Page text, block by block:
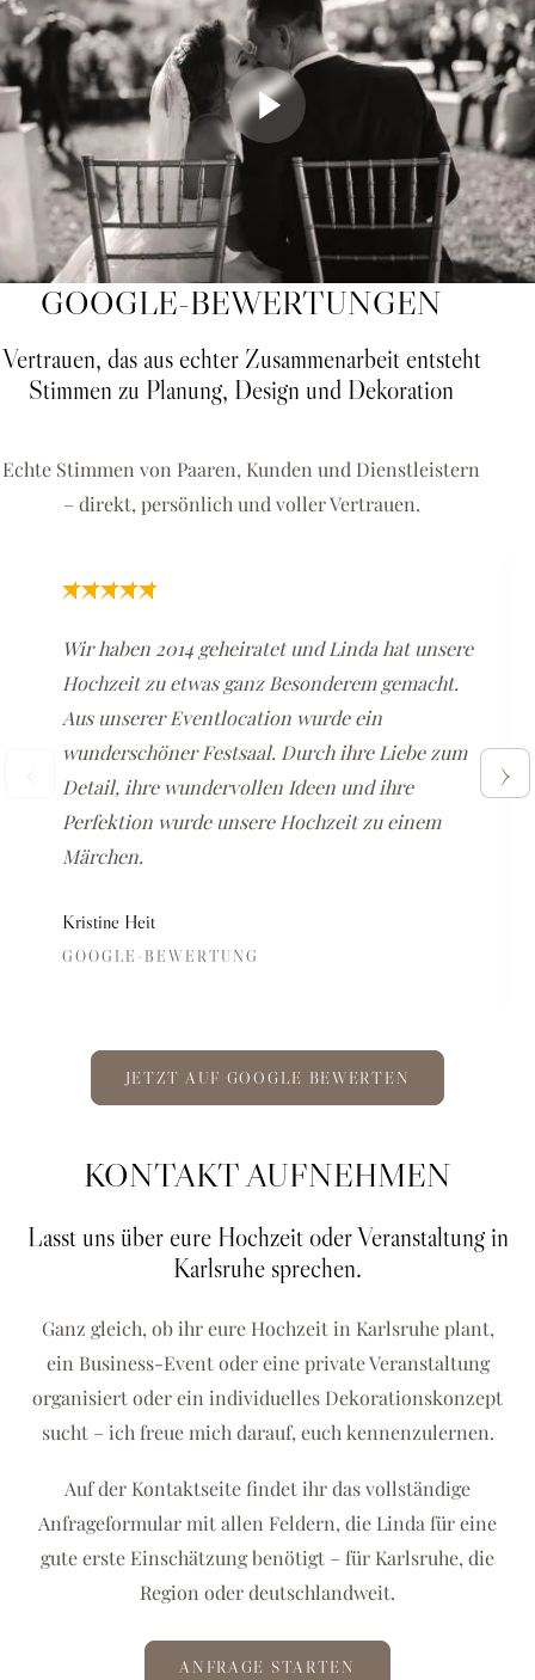
GOOGLE-BEWERTUNGEN
Vertrauen, das aus echter Zusammenarbeit entsteht
Stimmen zu Planung, Design und Dekoration
Echte Stimmen von Paaren, Kunden und Dienstleistern
– direkt, persönlich und voller Vertrauen.
Wir haben 2014 geheiratet und Linda hat unsere
Hochzeit zu etwas ganz Besonderem gemacht.
Aus unserer Eventlocation wurde ein
wunderschöner Festsaal. Durch ihre Liebe zum
Detail, ihre wundervollen Ideen und ihre
Perfektion wurde unsere Hochzeit zu einem
Märchen.
Kristine Heit
GOOGLE-BEWERTUNG
›
JETZT AUF GOOGLE BEWERTEN
KONTAKT AUFNEHMEN
Lasst uns über eure Hochzeit oder Veranstaltung in
Karlsruhe sprechen.
Ganz gleich, ob ihr eure Hochzeit in Karlsruhe plant,
ein Business-Event oder eine private Veranstaltung
organisiert oder ein individuelles Dekorationskonzept
sucht – ich freue mich darauf, euch kennenzulernen.
Auf der Kontaktseite findet ihr das vollständige
Anfrageformular mit allen Feldern, die Linda für eine
gute erste Einschätzung benötigt – für Karlsruhe, die
Region oder deutschlandweit.
ANFRAGE STARTEN